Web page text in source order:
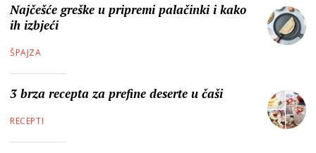
Najčešće greške u pripremi palačinki i kako
ih izbjeći
ŠPAJZA
3 brza recepta za prefine deserte u čaši
RECEPTI